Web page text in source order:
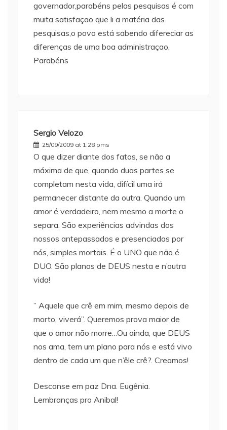
governador,parabéns pelas pesquisas é com
muita satisfaçao que li a matéria das
pesquisas,o povo está sabendo difereciar as
diferenças de uma boa administraçao.
Parabéns
Sergio Velozo
25/09/2009 at 1:28 pms
O que dizer diante dos fatos, se não a
máxima de que, quando duas partes se
completam nesta vida, difícil uma irá
permanecer distante da outra. Quando um
amor é verdadeiro, nem mesmo a morte o
separa. São experiências advindas dos
nossos antepassados e presenciadas por
nós, simples mortais. É o UNO que não é
DUO. São planos de DEUS nesta e n’outra
vida!
” Aquele que crê em mim, mesmo depois de
morto, viverá”. Queremos prova maior de
que o amor não morre…Ou ainda, que DEUS
nos ama, tem um plano para nós e está vivo
dentro de cada um que n’êle crê?. Creamos!
Descanse em paz Dna. Eugênia.
Lembranças pro Anibal!